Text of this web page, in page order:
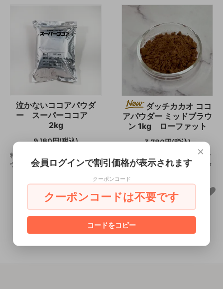
泣かないココアパウダ
ー スーパーココア
2kg
9,180円(税込)
特殊製法による濃黒色のココアパ
ウダー。
ダッチカカオ ココ
アパウダー ミッドブラウ
ン 1kg ローファット
3,780円(税込)
オランダの老舗メーカーのピュア
ココア。脂肪分10％前後のローフ
×
会員ログインで割引価格が表示されます
クーポンコード
クーポンコードは不要です
コードをコピー